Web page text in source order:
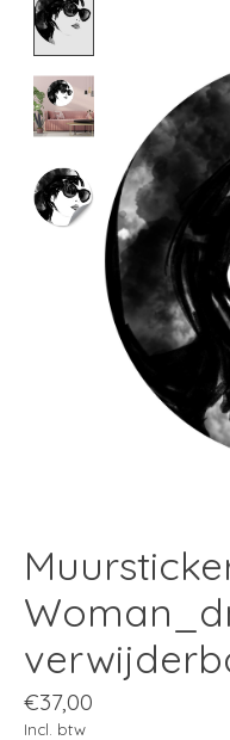
€37,00
Incl. btw